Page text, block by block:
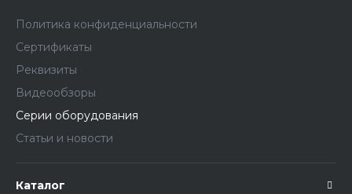
Политика конфиденциальности
Сертификаты
Реквизиты
Видеообзоры
Серии оборудования
Статьи и новости
Каталог